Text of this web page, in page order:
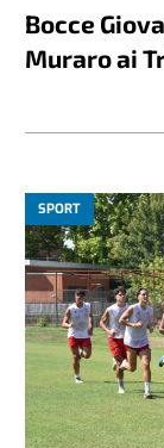
Bocce
Muraro ai
SPORT